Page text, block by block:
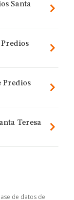
Santa
Predios
Predios
Teresa
de datos de